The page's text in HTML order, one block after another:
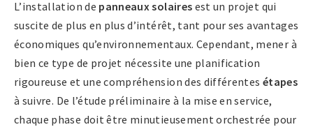
L’installation de panneaux solaires est un projet qui
suscite de plus en plus d’intérêt, tant pour ses avantages
économiques qu’environnementaux. Cependant, mener à
bien ce type de projet nécessite une planification
rigoureuse et une compréhension des différentes étapes
à suivre. De l’étude préliminaire à la mise en service,
chaque phase doit être minutieusement orchestrée pour